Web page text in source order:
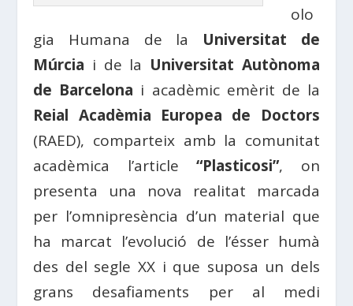
olo
gia Humana de la Universitat de
Múrcia i de la Universitat Autònoma
de Barcelona i acadèmic emèrit de la
Reial Acadèmia Europea de Doctors
(RAED), comparteix amb la comunitat
acadèmica l’article“Plasticosi”, on
presenta una nova realitat marcada
per l’omnipresència d’un material que
ha marcat l’evolució de l’ésser humà
des del segle XX i que suposa un dels
grans desafiaments per al medi